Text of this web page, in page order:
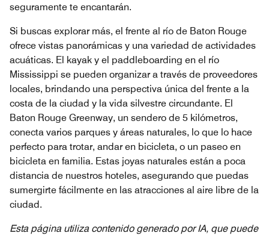
seguramente te encantarán.
Si buscas explorar más, el frente al río de Baton Rouge
ofrece vistas panorámicas y una variedad de actividades
acuáticas. El kayak y el paddleboarding en el río
Mississippi se pueden organizar a través de proveedores
locales, brindando una perspectiva única del frente a la
costa de la ciudad y la vida silvestre circundante. El
Baton Rouge Greenway, un sendero de 5 kilómetros,
conecta varios parques y áreas naturales, lo que lo hace
perfecto para trotar, andar en bicicleta, o un paseo en
bicicleta en familia. Estas joyas naturales están a poca
distancia de nuestros hoteles, asegurando que puedas
sumergirte fácilmente en las atracciones al aire libre de la
ciudad.
Esta página utiliza contenido generado por IA, que puede